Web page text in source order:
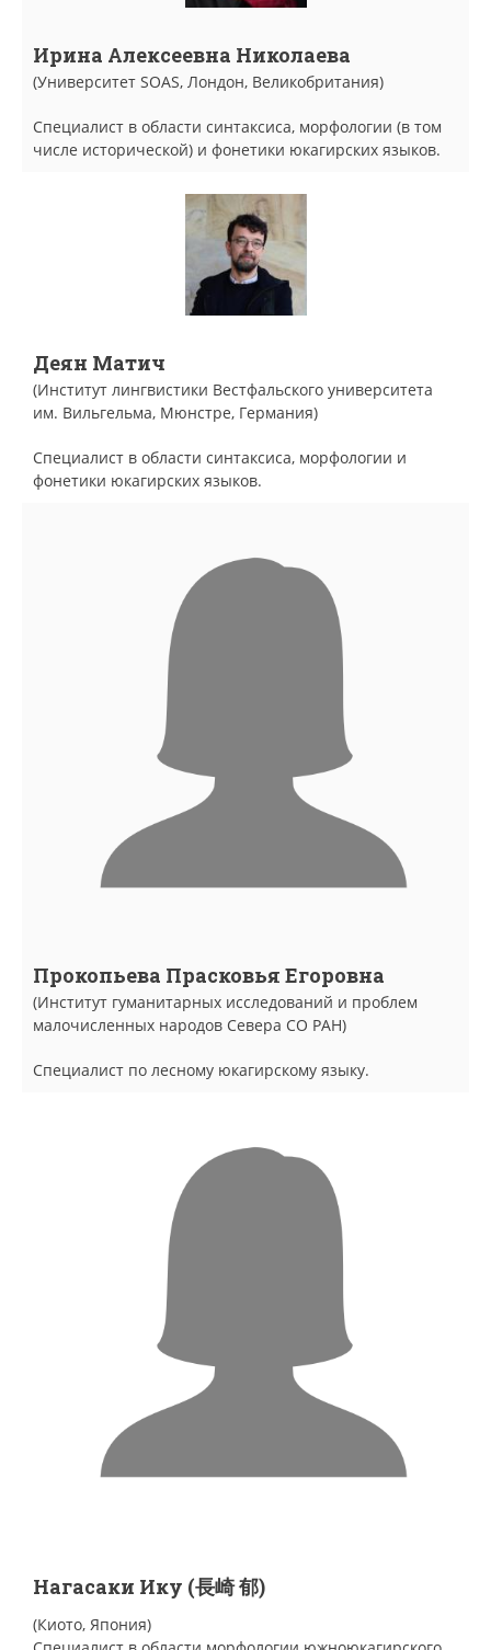
Ирина Алексеевна Николаева
(Университет SOAS, Лондон, Великобритания)
Специалист в области синтаксиса, морфологии (в том
числе исторической) и фонетики юкагирских языков.
Деян Матич
(Институт лингвистики Вестфальского университета
им. Вильгельма, Мюнстре, Германия)
Специалист в области синтаксиса, морфологии и
фонетики юкагирских языков.
Прокопьева Прасковья Егоровна
(Институт гуманитарных исследований и проблем
малочисленных народов Севера СО РАН)
Специалист по лесному юкагирскому языку.
Нагасаки Ику (長崎 郁)
(Киото, Япония)